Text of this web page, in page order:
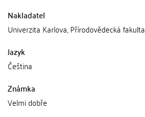
Nakladatel
Univerzita Karlova, Přírodovědecká fakulta
Jazyk
Čeština
Známka
Velmi dobře